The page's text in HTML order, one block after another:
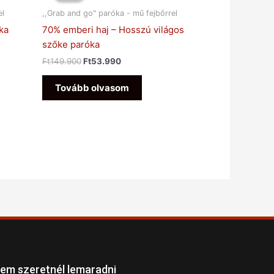
,,Grab and go" paróka - mű fejbőrrel
70% emberi haj – Hosszú világos
szőke paróka
Ft149.900
Ft149.900.
Ft53.990
Ft53.990.
Tovább olvasom
szeretnél lemaradni